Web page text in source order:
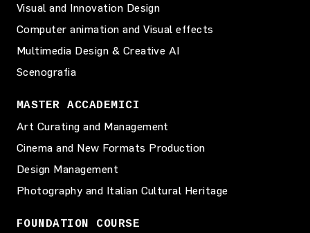
Visual and Innovation Design
Computer animation and Visual effects
Multimedia Design & Creative AI
Scenografia
MASTER ACCADEMICI
Art Curating and Management
Cinema and New Formats Production
Design Management
Photography and Italian Cultural Heritage
FOUNDATION COURSE